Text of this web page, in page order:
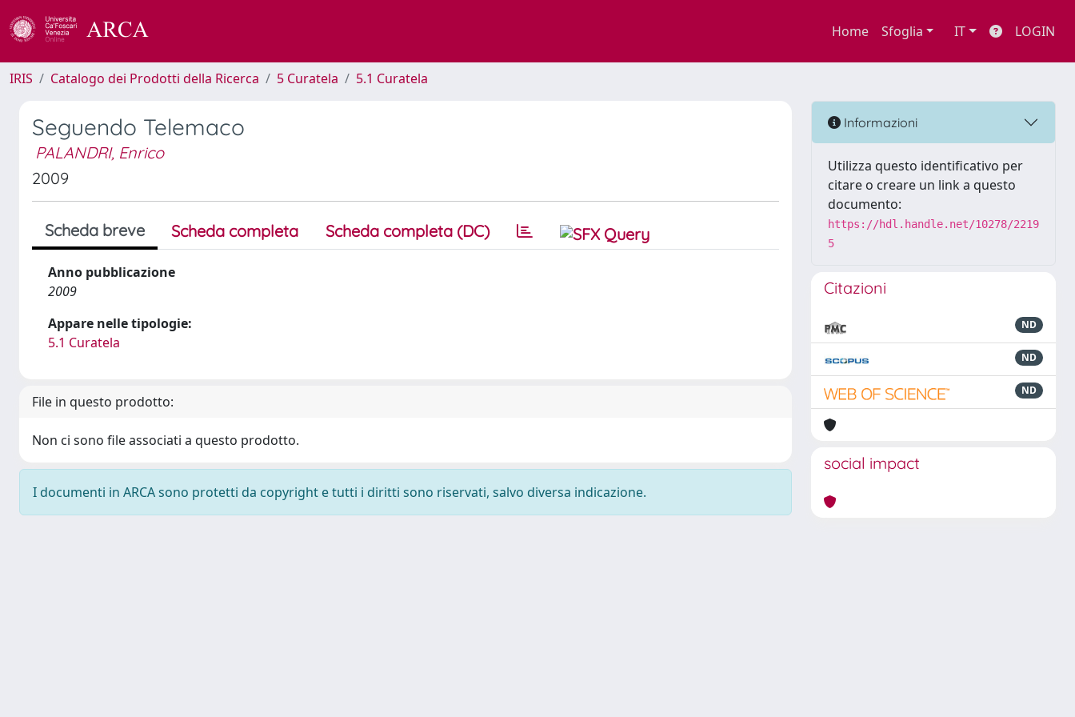
Home Sfoglia IT LOGIN
IRIS Catalogo dei Prodotti della Ricerca 5 Curatela 5.1 Curatela
Seguendo Telemaco
PALANDRI, Enrico
2009
Scheda breve Scheda completa Scheda completa (DC)
Anno pubblicazione
2009
Appare nelle tipologie:
5.1 Curatela
File in questo prodotto:
Non ci sono file associati a questo prodotto.
I documenti in ARCA sono protetti da copyright e tutti i diritti sono riservati, salvo diversa indicazione.
Informazioni
Utilizza questo identificativo per
citare o creare un link a questo
documento:
https://hdl.handle.net/10278/2219
5
Citazioni
ND
ND
ND
social impact